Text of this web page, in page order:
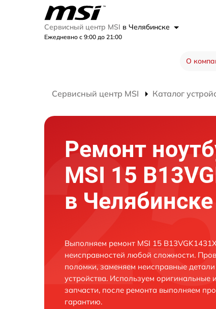
Сервисный центр MSI в Челябинске
Ежедневно с 9:00 до 21:00
О
Сервисный центр MSI Каталог
Ремонт
MSI 15
в Челябинске
Выполняем ремонт MSI 15
неисправностей любой сложности.
поломки, заменяем неисправные
устройства. Используем
запчасти, после ремонта выполняем
гарантию.